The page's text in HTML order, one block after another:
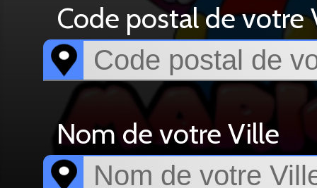
Code postal de votre
Nom de votre Ville